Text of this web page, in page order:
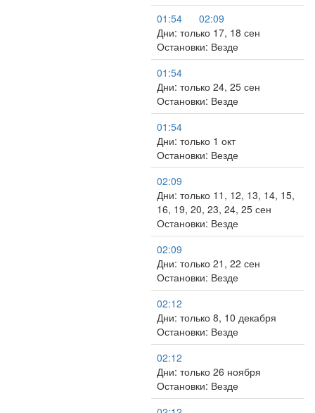
01:54
02:09
Дни: только 17, 18 сен
Остановки: Везде
01:54
Дни: только 24, 25 сен
Остановки: Везде
01:54
Дни: только 1 окт
Остановки: Везде
02:09
Дни: только 11, 12, 13, 14, 15,
16, 19, 20, 23, 24, 25 сен
Остановки: Везде
02:09
Дни: только 21, 22 сен
Остановки: Везде
02:12
Дни: только 8, 10 декабря
Остановки: Везде
02:12
Дни: только 26 ноября
Остановки: Везде